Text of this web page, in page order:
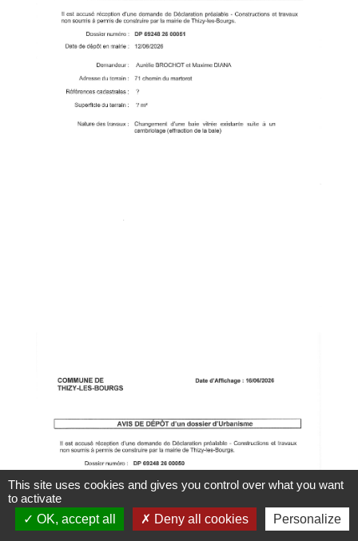
This site uses cookies and gives you control over what you want
to activate
OK, accept all
Deny all cookies Personalize